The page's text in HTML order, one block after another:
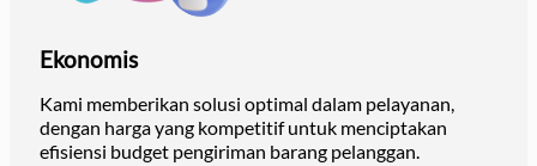
Ekonomis
Kami memberikan solusi optimal dalam pelayanan,
dengan harga yang kompetitif untuk menciptakan
efisiensi budget pengiriman barang pelanggan.